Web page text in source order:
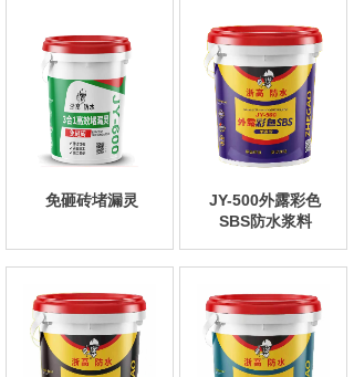
免砸砖堵漏灵
JY-500外露彩色
SBS防水浆料